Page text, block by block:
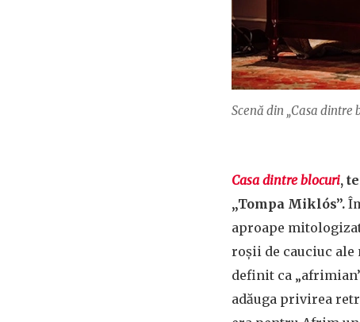
Scenă din „Casa dintre
Casa dintre blocuri,
„Tompa Miklós”.
aproape
roșii de cauciuc
definit ca
adăuga privirea